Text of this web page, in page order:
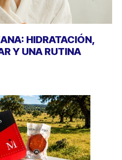
HIDRATACIÓN,
Y UNA RUTINA